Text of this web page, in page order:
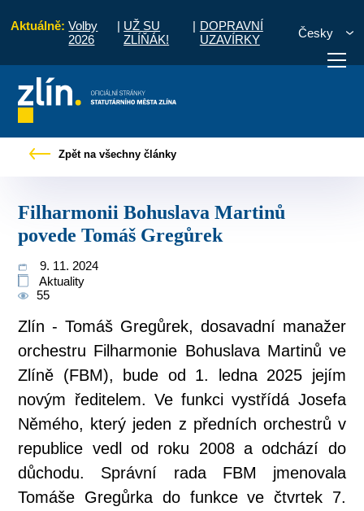
Aktuálně: Volby
2026
| UŽ SU
ZLÍŇÁK!
| DOPRAVNÍ
UZAVÍRKY
Česky
vyřídit Potřebuji zaplatit
Zpět na všechny články
Filharmonii Bohuslava Martinů
povede Tomáš Gregůrek
9. 11. 2024
Aktuality
55
Zlín - Tomáš Gregůrek, dosavadní manažer
orchestru Filharmonie Bohuslava Martinů ve
Zlíně (FBM), bude od 1. ledna 2025 jejím
novým ředitelem. Ve funkci vystřídá Josefa
Němého, který jeden z předních orchestrů v
republice vedl od roku 2008 a odchází do
důchodu. Správní rada FBM jmenovala
Tomáše Gregůrka do funkce ve čtvrtek 7.